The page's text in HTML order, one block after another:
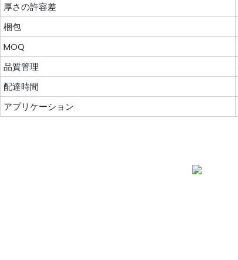
厚さの許容差
梱包
MOQ
品質管理
配達時間
アプリケーション